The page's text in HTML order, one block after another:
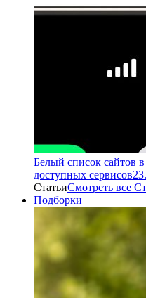
Белый список сайтов
доступных сервисов
СтатьиСмотреть все
Подборки